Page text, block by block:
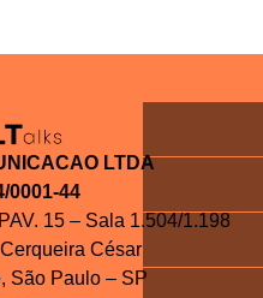
LTDA
0001-44
15 – Sala 1.504/1.198
César
São Paulo – SP